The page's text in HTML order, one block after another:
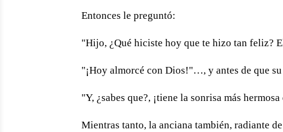
Entonces le preguntó:
"Hijo, ¿Qué hiciste hoy que te hizo tan feliz?
"¡Hoy almorcé con Dios!"…, y antes de que
"Y, ¿sabes que?, ¡tiene la sonrisa más
Mientras tanto, la anciana también, radiante